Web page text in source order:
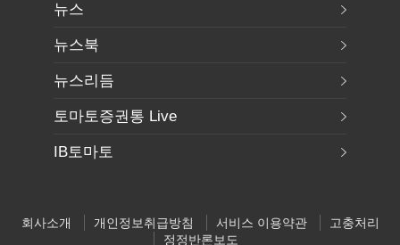
뉴스
뉴스북
뉴스리듬
토마토증권통 Live
IB토마토
회사소개 개인정보취급방침 서비스 이용약관
고충처리
정정반론보도